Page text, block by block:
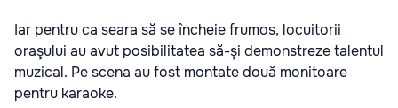
Iar pentru ca seara să se încheie frumos, locuitorii
oraşului au avut posibilitatea să-şi demonstreze talentul
muzical. Pe scena au fost montate două monitoare
pentru karaoke.